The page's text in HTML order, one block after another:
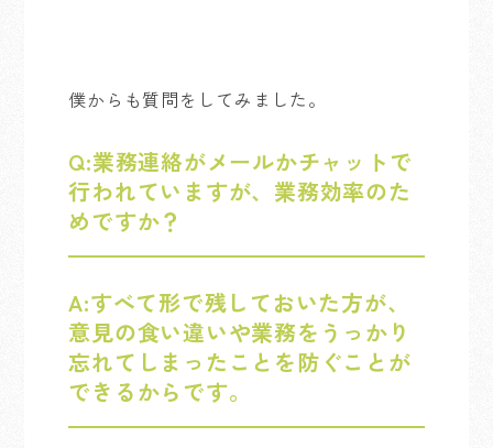
僕からも質問をしてみました。
Q:業務連絡がメールかチャットで
行われていますが、 業務効率のた
めですか？
A:すべて形で残しておいた方が、
意見の食い違いや業務をうっかり
忘れてしまったことを防ぐことが
できるからです。